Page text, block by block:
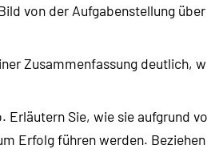
von der Aufgabenstellung
Zusammenfassung deutlich,
Erläutern Sie, wie sie aufgrund
Erfolg führen werden.